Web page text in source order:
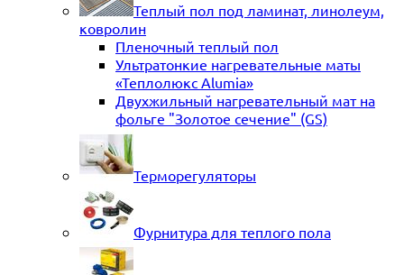
Теплый пол под ламинат, линолеум,
ковролин
Пленочный теплый пол
Ультратонкие нагревательные маты
«Теплолюкс Alumia»
Двухжильный нагревательный мат на
фольге "Золотое сечение" (GS)
Терморегуляторы
Фурнитура для теплого пола